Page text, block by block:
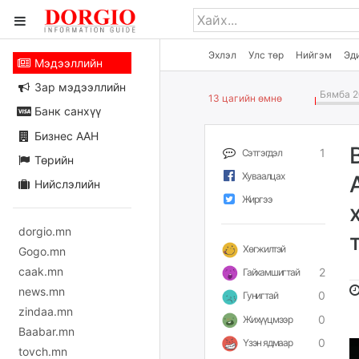
Эхлэл Улс төр Нийгэм
Мэдээллийн
Зар мэдээллийн
Банк санхүү
Бизнес ААН
Төрийн
Нийслэлийн
dorgio.mn
Gogo.mn
caak.mn
news.mn
zindaa.mn
Baabar.mn
tovch.mn
13 цагийн өмнө Бямба
Сэтгэгдэл 1
Хуваалцах
Жиргээ
Хөгжилтэй
Гайхамшигтай
2
Гунигтай 0
Жихүүцмээр 0
Үзэн ядмаар 0